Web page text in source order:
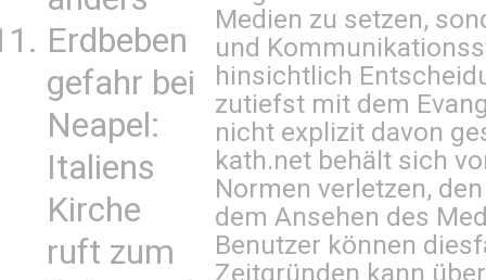
Erdbeben
gefahr bei
Neapel:
Italiens
Kirche
ruft zum
Medien zu setzen,
und
hinsichtlich
zutiefst mit dem
nicht explizit davon
kath.net behält sich
Normen verletzen,
dem Ansehen des
Benutzer können
Zeitgründen kann